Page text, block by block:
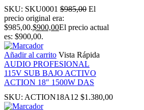
Panel
Panel
SKU: SKU0001 $985,00 El
precio original era:
$985,00.$900,00El precio actual
es: $900,00.
Añadir al carrito Vista Rápida
AUDIO PROFESIONAL
115V SUB BAJO ACTIVO
ACTION 18″ 1500W DAS
SKU: ACTION18A12 $1.380,00